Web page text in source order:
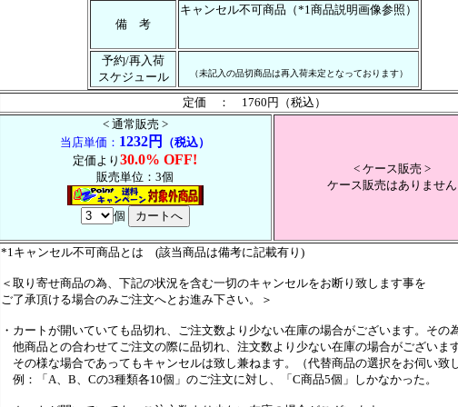
備 考
キャンセル不可商品（*1商品説明画像参照）
予約/再入荷
スケジュール
（未記入の品切商品は再入荷未定となっております）
定価 ： 1760円（税込）
< 通常販売 >
当店単価： 1232円
（税込）
定価より 30.0% OFF!
販売単位：3個
個
< ケース販売 >
ケース販売はありません
*1キャンセル不可商品とは (該当商品は備考に記載有り)
＜取り寄せ商品の為、下記の状況を含む一切のキャンセルをお断り致します事を
ご了承頂ける場合のみご注文へとお進み下さい。＞
・カートが開いていても品切れ、ご注文数より少ない在庫の場合がございます。その
他商品との合わせてご注文の際に品切れ、注文数より少ない在庫の場合がございます
その様な場合であってもキャンセルは致し兼ねます。（代替商品の選択をお伺い致し
例：「A、B、Cの3種類各10個」のご注文に対し、「C商品5個」しかなかった。